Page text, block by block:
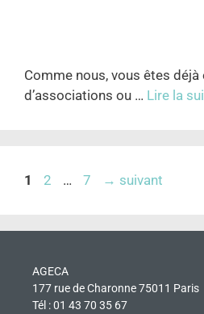
Comme nous, vous êtes déjà
d’associations ou … Lire la
1 2 … 7 → suivant
AGECA
177 rue de Charonne 75011 Paris
Tél : 01 43 70 35 67